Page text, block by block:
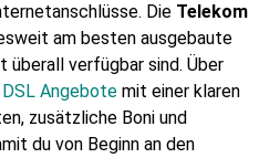
Die Telekom
am besten ausgebaute
verfügbar sind. Über
DSL Angebote mit einer klaren
zusätzliche Boni und
du von Beginn an den